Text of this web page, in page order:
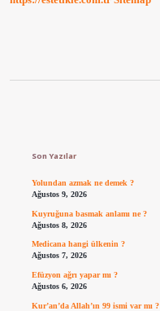
Son Yazılar
Yolundan azmak ne demek ?
Ağustos 9, 2026
Kuyruğuna basmak anlamı ne ?
Ağustos 8, 2026
Medicana hangi ülkenin ?
Ağustos 7, 2026
Efüzyon ağrı yapar mı ?
Ağustos 6, 2026
Kur’an’da Allah’ın 99 ismi var mı ?